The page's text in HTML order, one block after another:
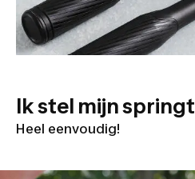
Ik stel mijn
Heel eenvoudig!